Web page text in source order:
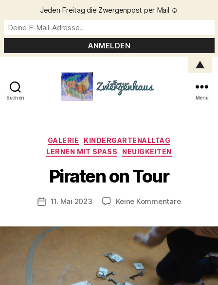
Suchen Menü
Kategorien
GALERIE
KINDERGARTENALLTAG
LERNEN MIT SPASS
NEUIGKEITEN
Piraten on Tour
Beitragsautor
V
n
C
ri
t
Veröffentlichungsdatum
11. Mai 2023 Keine Kommentarezu
Tour
Jeden Freitag die Zwergenpost per Mail ☺️
▲